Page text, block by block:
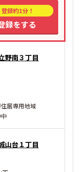
録約1分！
録をする
野南３丁目
居専用地域
山台１丁目